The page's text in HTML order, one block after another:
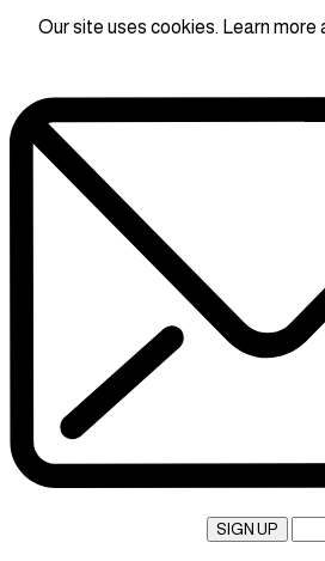
Our site uses cookies. Learn more
SIGN UP